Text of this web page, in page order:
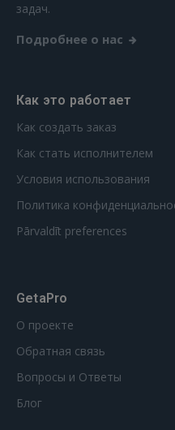
задач.
Подробнее о нас
Как это работает
Как создать заказ
Как стать исполнителем
Условия использования
Политика
Pārvaldīt preferences
GetaPro
О проекте
Обратная связь
Вопросы и Ответы
Блог